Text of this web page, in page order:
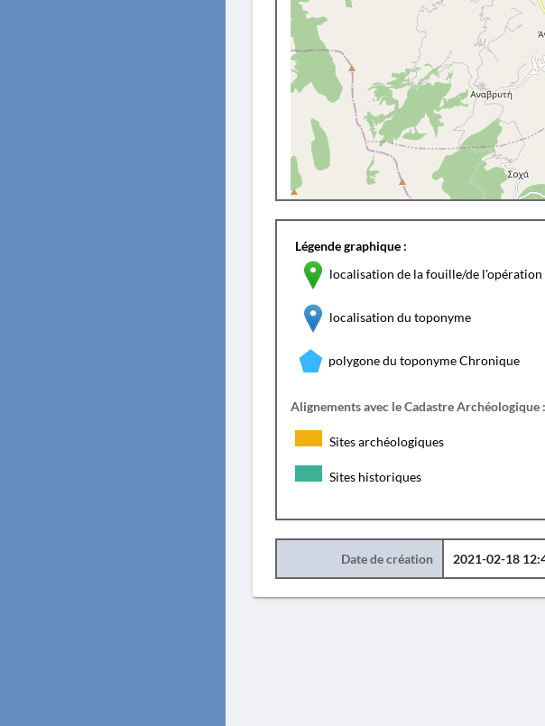
Légende graphique :
localisation de la fouille/de l'opération
localisation du toponyme
polygone du toponyme Chronique
Alignements avec le Cadastre Archéologique :
Sites archéologiques
Sites historiques
Date de création 2021-02-18